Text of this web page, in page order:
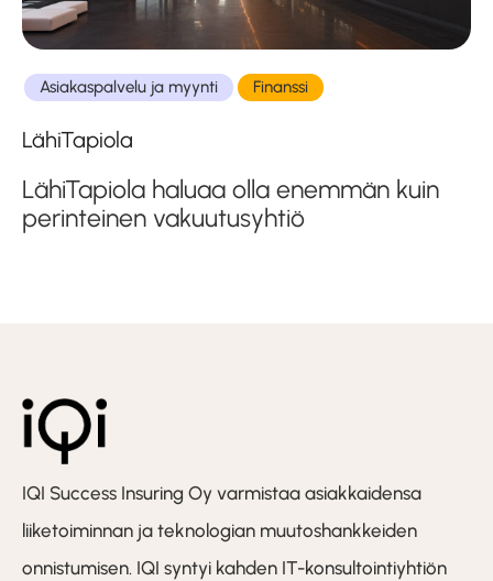
Asiakaspalvelu ja myynti Finanssi
LähiTapiola
LähiTapiola haluaa olla enemmän kuin
perinteinen vakuutusyhtiö
IQI Success Insuring Oy varmistaa asiakkaidensa
liiketoiminnan ja teknologian muutoshankkeiden
onnistumisen. IQI syntyi kahden IT-konsultointiyhtiön